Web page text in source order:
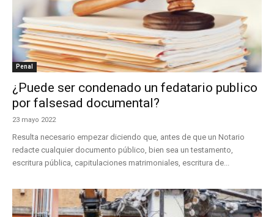
Penal
¿Puede ser condenado un fedatario publico
por falsesad documental?
23 mayo 2022
Resulta necesario empezar diciendo que, antes de que un Notario
redacte cualquier documento público, bien sea un testamento,
escritura pública, capitulaciones matrimoniales, escritura de...